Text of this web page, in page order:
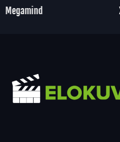
Megamind